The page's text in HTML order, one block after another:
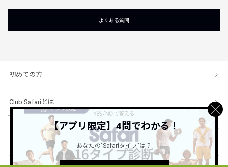
よくある質問
初めての方
Club Safariとは
ショッピングガイド
会社概要・規約
【アプリ限定】4問でわかる！
あなたの"Safariタイプ"は？